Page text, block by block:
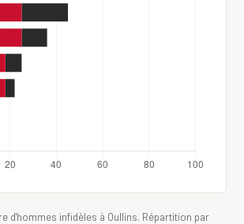
d'hommes infidèles à Oullins. Répartition par